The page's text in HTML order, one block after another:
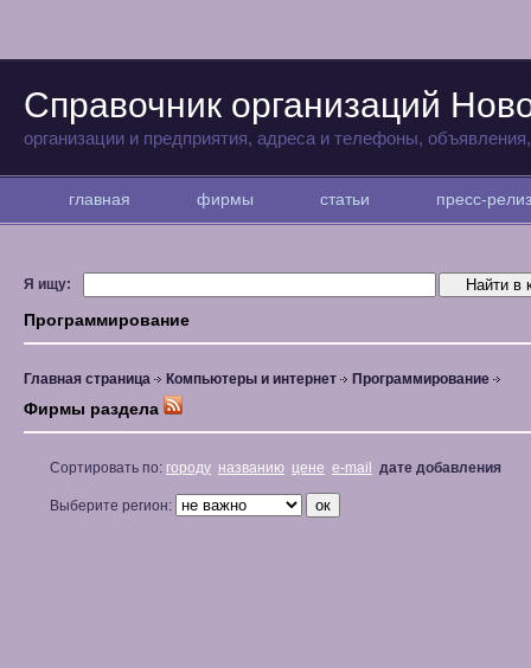
Справочник организаций
организации и предприятия, адреса и телефоны,
главная фирмы статьи пресс-
Я ищу:
Программирование
Главная страница Компьютеры и интернет Программирование
Фирмы раздела
Сортировать по: городу названию цене e-mail дате добавления
Выберите регион: